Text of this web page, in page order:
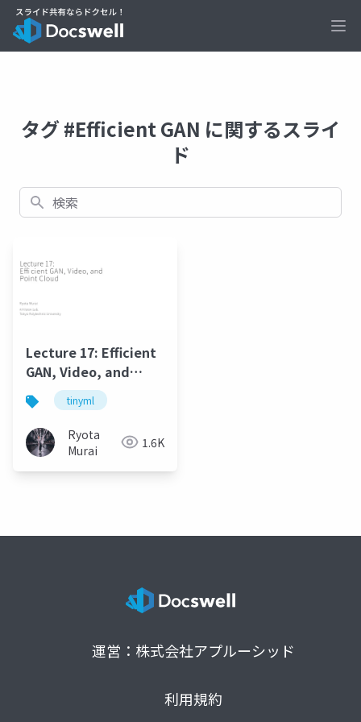
タグ #Efficient GAN に関するスライ
ド
検索
Lecture 17: Efficient
GAN, Video, and
Point Cloud [TinyML]
tinyml
Ryota
Murai
1.6K
運営：株式会社アプルーシッド
利用規約